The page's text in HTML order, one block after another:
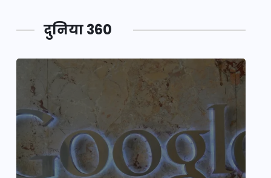
दुनिया 360